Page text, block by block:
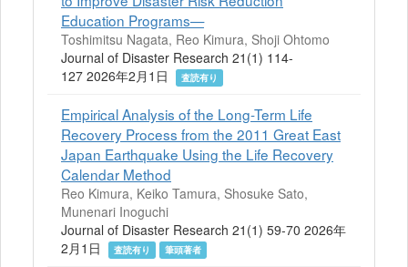
Education Programs—
Toshimitsu Nagata, Reo Kimura, Shoji Ohtomo
Journal of Disaster Research 21(1) 114-
127 2026年2月1日
査読有り
Empirical Analysis of the Long-Term Life
Recovery Process from the 2011 Great East
Japan Earthquake Using the Life Recovery
Calendar Method
Reo Kimura, Keiko Tamura, Shosuke Sato,
Munenari Inoguchi
Journal of Disaster Research 21(1) 59-70 2026年
2月1日
査読有り 筆頭著者